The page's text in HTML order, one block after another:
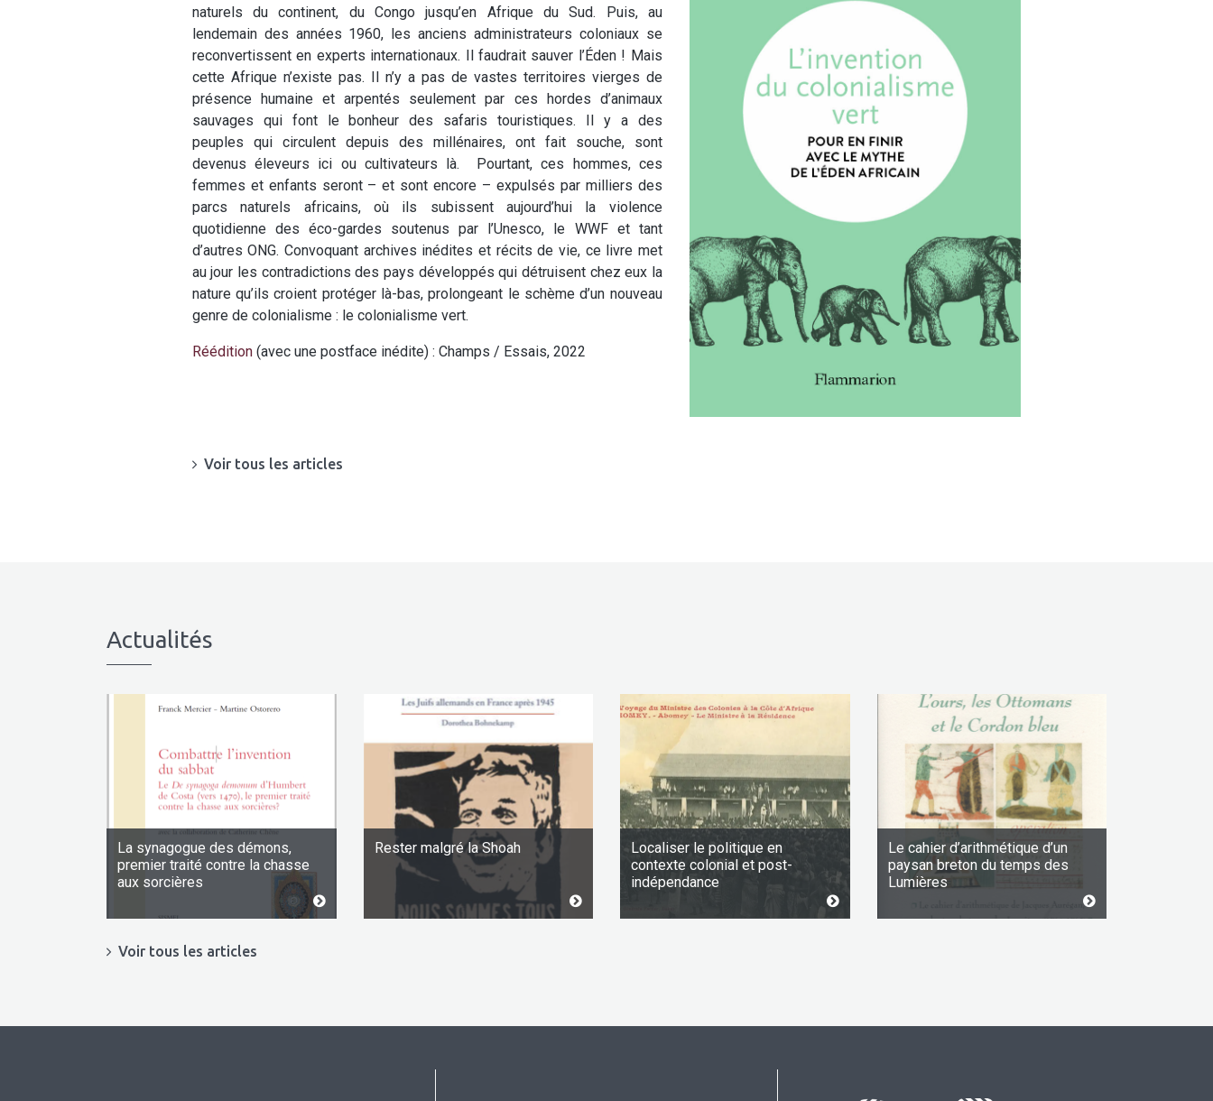
naturels du continent, du Congo jusqu’en Afrique du Sud. Puis, au
lendemain des années 1960, les anciens administrateurs coloniaux se
reconvertissent en experts internationaux. Il faudrait sauver l’Éden ! Mais
cette Afrique n’existe pas. Il n’y a pas de vastes territoires vierges de
présence humaine et arpentés seulement par ces hordes d’animaux
sauvages qui font le bonheur des safaris touristiques. Il y a des
peuples qui circulent depuis des millénaires, ont fait souche, sont
devenus éleveurs ici ou cultivateurs là. Pourtant, ces hommes, ces
femmes et enfants seront – et sont encore – expulsés par milliers des
parcs naturels africains, où ils subissent aujourd’hui la violence
quotidienne des éco-gardes soutenus par l’Unesco, le WWF et tant
d’autres ONG. Convoquant archives inédites et récits de vie, ce livre met
au jour les contradictions des pays développés qui détruisent chez eux la
nature qu’ils croient protéger là-bas, prolongeant le schème d’un nouveau
genre de colonialisme : le colonialisme vert.
Réédition(avec une postface inédite) : Champs / Essais, 2022
Voir tous les articles
Actualités
La synagogue des démons,
premier traité contre la chasse
aux sorcières
Rester malgré la Shoah
Localiser le politique en
contexte colonial et post-
indépendance
Le cahier d’arithmétique d’un
paysan breton du temps des
Lumières
Voir tous les articles